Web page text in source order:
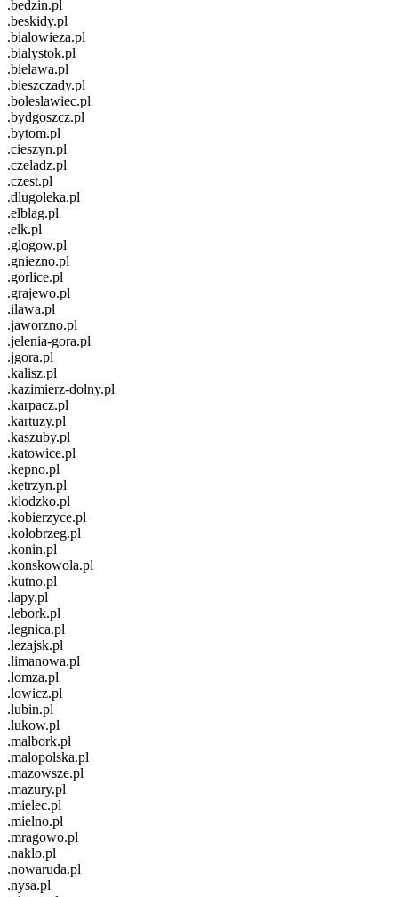
.bedzin.pl
.beskidy.pl
.bialowieza.pl
.bialystok.pl
.bielawa.pl
.bieszczady.pl
.boleslawiec.pl
.bydgoszcz.pl
.bytom.pl
.cieszyn.pl
.czeladz.pl
.czest.pl
.dlugoleka.pl
.elblag.pl
.elk.pl
.glogow.pl
.gniezno.pl
.gorlice.pl
.grajewo.pl
.ilawa.pl
.jaworzno.pl
.jelenia-gora.pl
.jgora.pl
.kalisz.pl
.kazimierz-dolny.pl
.karpacz.pl
.kartuzy.pl
.kaszuby.pl
.katowice.pl
.kepno.pl
.ketrzyn.pl
.klodzko.pl
.kobierzyce.pl
.kolobrzeg.pl
.konin.pl
.konskowola.pl
.kutno.pl
.lapy.pl
.lebork.pl
.legnica.pl
.lezajsk.pl
.limanowa.pl
.lomza.pl
.lowicz.pl
.lubin.pl
.lukow.pl
.malbork.pl
.malopolska.pl
.mazowsze.pl
.mazury.pl
.mielec.pl
.mielno.pl
.mragowo.pl
.naklo.pl
.nowaruda.pl
.nysa.pl